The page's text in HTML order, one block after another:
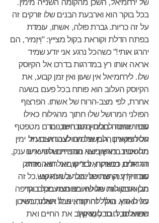
של ירחמיאל, השכן מהקומה השנייה מימין.
בכל בוקר הוא וארבעת הבנים שלו זורקים זה
על זה כריות. גברת פולה, אשתו, עומדת
בפתח הדלת וקוראת בקול מצייץ: "וֵיזְמיר, הם
יהרגו אותי!" כשהכל נרגע אני יודע שמיד
אראה אותו רץ במדרגות בדרכו אל הקיוסק
שלו. לירחמיאל אין שעון ואין זמן קבוע, את
הקיוסק העלוב הוא פותח בכל פעם בשעה
אחרת, לפי מצב-הרוח של אשתו. הפרצוף
הפולני המרושל שלו חתוך מהגילוח כאילו
עבר שחיטה בבית-מטבחיים, והדם מטפטף
על הצווארון הלבן של החולצה. אצבע יד ימין
מחטטת במרץ בשני הנחיריים השעירים
והגדולים כבארות, וביד שמאל הוא מחזיק
סנדוויץ' ענק שתוכנו נוזל על הז'אקט. כל זה
מלוּוה בקולות של שאיבה ממעמקים וגריפה
על הארץ. בגלל זה קוראים לו אצלנו, בשיכון
הפועלים, חבר סְמַרקַץ'.
סיפור שונה לחלוטין הם השכנים
הסלוניקאים, המשכימים לעבודה בנמל
תל-אביב. ראשון יוצא מהבית שלידי איש ענק,
הר אדם, מושיקו אל צ'יקו, אני רואה אותו
עובר דרך החצר שלי כבר בשעה שש.
הבן-אדם הזה מגולח ומצוחצח בכל בוקר
כאילו הוא הולך לחתונה, אבל האמת היא
שהוא סבל. סבל שאוהב את החיים ואת